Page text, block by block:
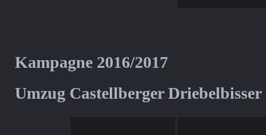
Kampagne 2016/2017
Umzug Castellberger